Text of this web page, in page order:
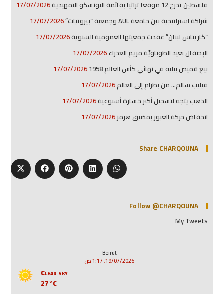
فلسطين تدرج 12 موقعا تراثيا بقائمة اليونسكو التمهيدية
17/07/2026
شراكة استراتيجية بين جامعة AUL وجمعية “بيروتيات”
17/07/2026
“كاريتاس لبنان” عقدت جمعيتها العمومية السنوية17/07/2026
الإحتفال بعيد الطوباويَّة مريم العذراء17/07/2026
بيع قميص بيليه في نهائي كأس العالم 1958
17/07/2026
فيليب سالم… من بطرام إلى العالم17/07/2026
الذهب يتجه لتسجيل أكبر خسارة أسبوعية17/07/2026
انخفاض حركة العبور بمضيق هرمز17/07/2026
Share CHARQOUNA
Follow @CHARQOUNA
My Tweets
Beirut
19/07/2026, 1:17 ص
Clear sky
27°C